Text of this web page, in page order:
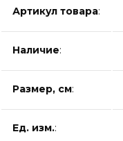
Артикул товара:
Наличие:
Размер, см:
Ед. изм.: